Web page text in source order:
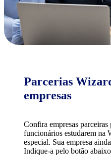
Parcerias
empresas
Confira empresas parceiras
funcionários estudarem na
especial. Sua empresa
Indique-a pelo botão